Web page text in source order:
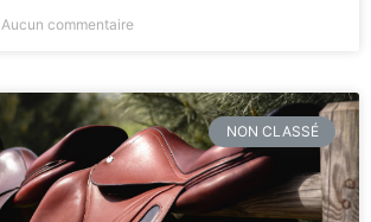
Aucun commentaire
NON CLASSÉ